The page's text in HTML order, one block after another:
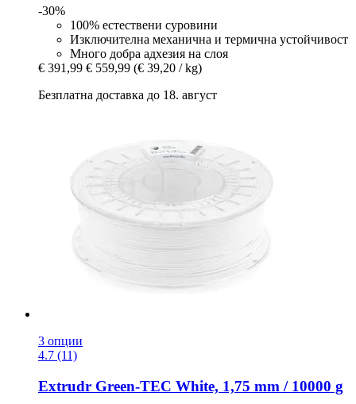
-30%
100% естествени суровини
Изключителна механична и термична устойчивост
Много добра адхезия на слоя
€ 391,99 € 559,99 (€ 39,20 / kg)
Безплатна доставка до 18. август
3 опции
4.7 (11)
Extrudr Green-​TEC White, 1,75 mm / 10000 g